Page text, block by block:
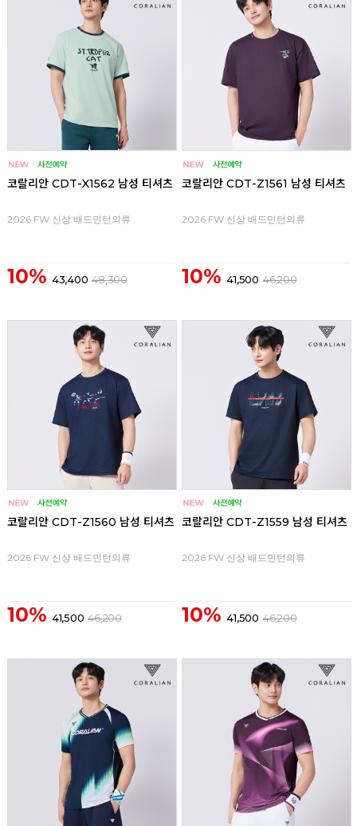
코랄리안 CDT-X1562 남성 티셔츠
2026 FW 신상 배드민턴의류
10% 43,400 48,300
코랄리안 CDT-Z1561 남성 티셔츠
2026 FW 신상 배드민턴의류
10% 41,500 46,200
코랄리안 CDT-Z1560 남성 티셔츠
2026 FW 신상 배드민턴의류
10% 41,500 46,200
코랄리안 CDT-Z1559 남성 티셔츠
2026 FW 신상 배드민턴의류
10% 41,500 46,200